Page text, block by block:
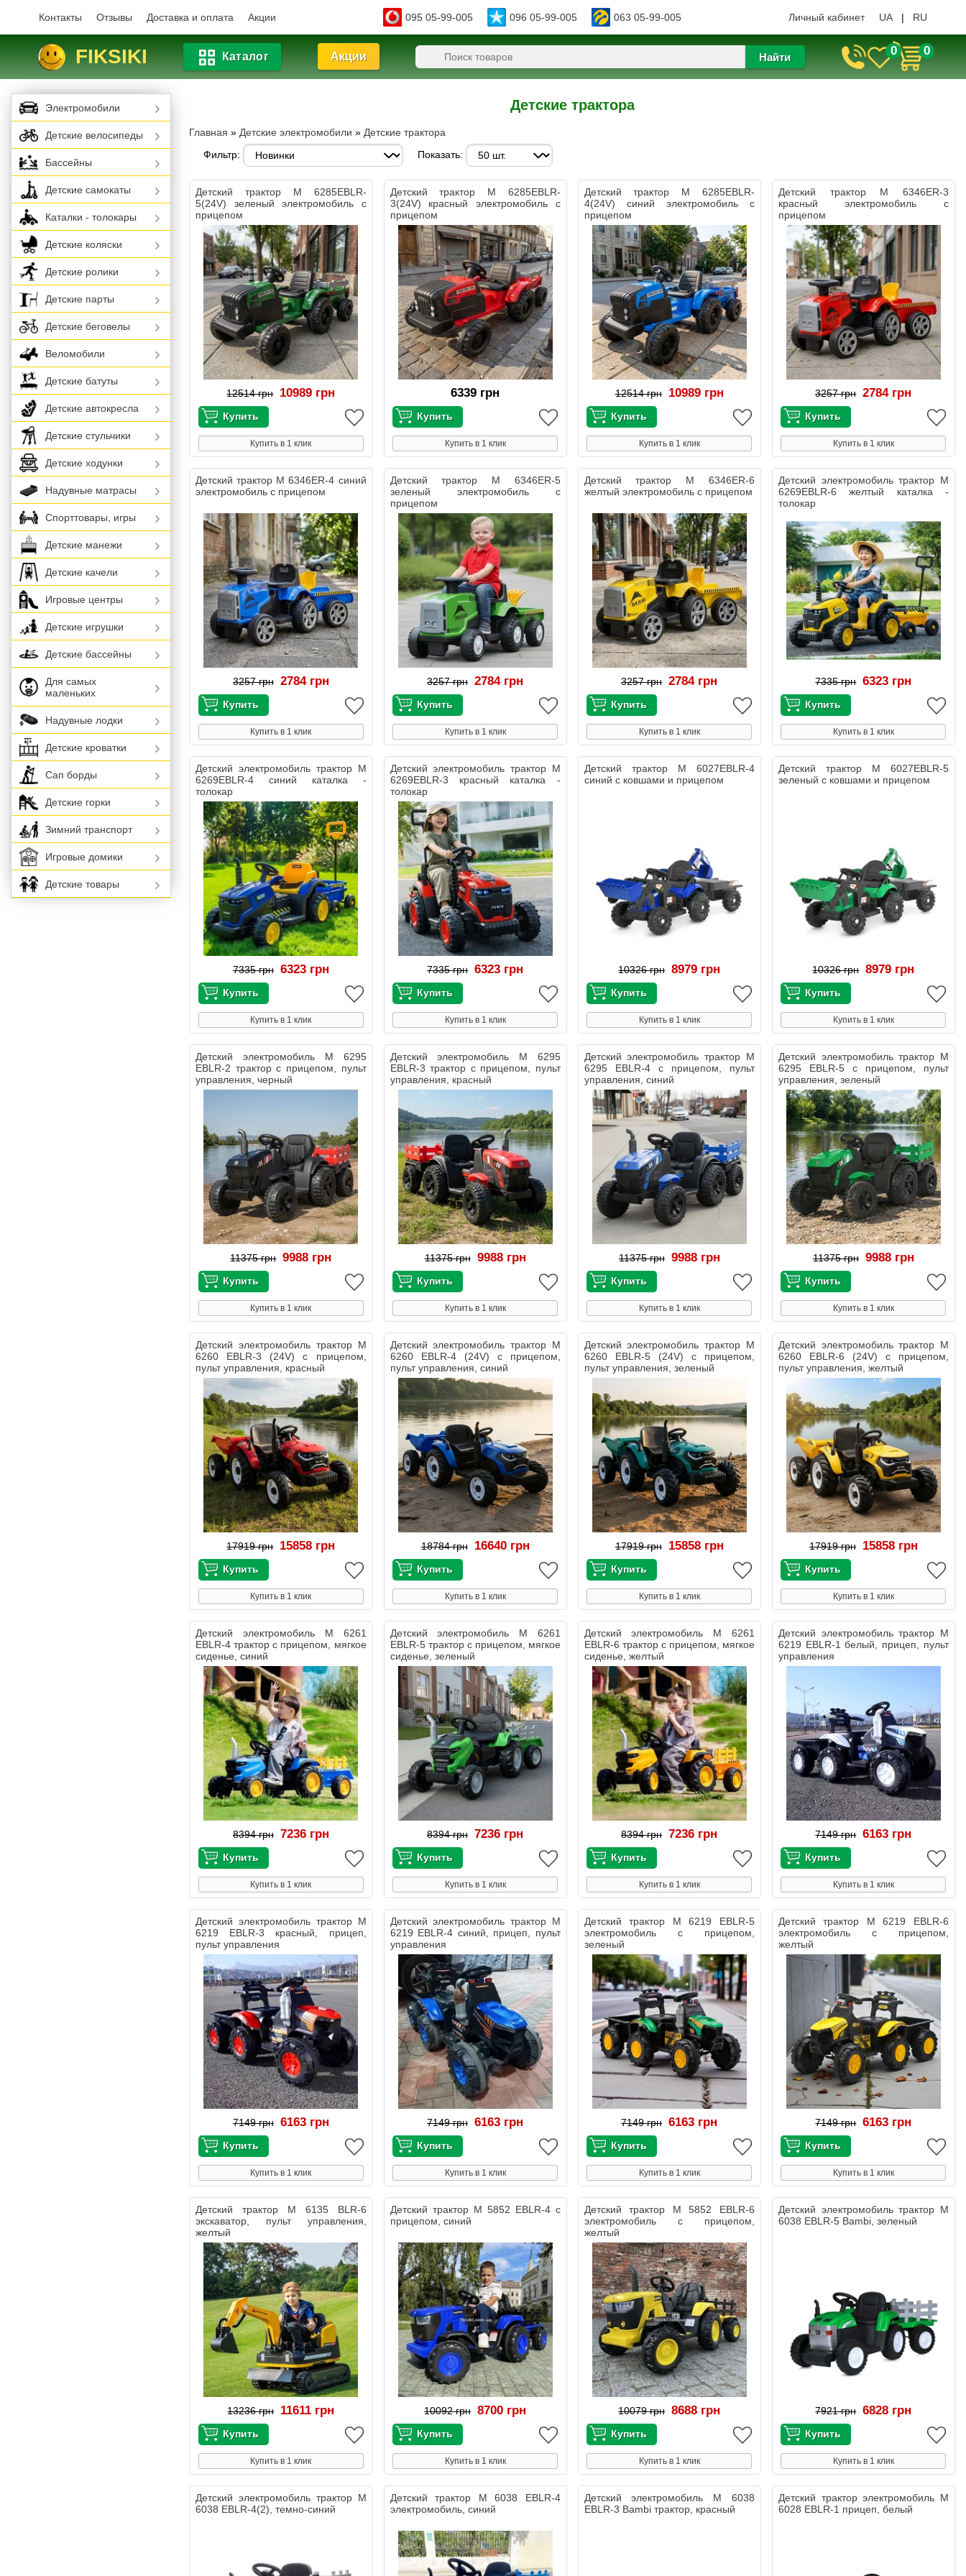
Контакты Отзывы Доставка и оплата Акции 095 05-99-005 096 05-99-005 063 05-99-005 Личный кабинет UA | RU
FIKSIKI Каталог Акции Найти 0 0
Детские трактора
Главная » Детские электромобили » Детские трактора
Фильтр:
Показать:
Детский трактор M 6285EBLR-
5(24V) зеленый электромобиль с
прицепом
12514 грн 10989 грн
Купить в 1 клик
Детский трактор M 6285EBLR-
3(24V) красный электромобиль с
прицепом
6339 грн
Купить в 1 клик
Детский трактор M 6285EBLR-
4(24V) синий электромобиль с
прицепом
12514 грн 10989 грн
Купить в 1 клик
Детский трактор M 6346ER-3
красный электромобиль с
прицепом
3257 грн 2784 грн
Купить в 1 клик
Детский трактор M 6346ER-4 синий
электромобиль с прицепом
3257 грн 2784 грн
Купить в 1 клик
Детский трактор M 6346ER-5
зеленый электромобиль с
прицепом
3257 грн 2784 грн
Купить в 1 клик
Детский трактор M 6346ER-6
желтый электромобиль с прицепом
3257 грн 2784 грн
Купить в 1 клик
Детский электромобиль трактор M
6269EBLR-6 желтый каталка -
толокар
7335 грн 6323 грн
Купить в 1 клик
Детский электромобиль трактор M
6269EBLR-4 синий каталка -
толокар
7335 грн 6323 грн
Купить в 1 клик
Детский электромобиль трактор M
6269EBLR-3 красный каталка -
толокар
7335 грн 6323 грн
Купить в 1 клик
Детский трактор M 6027EBLR-4
синий с ковшами и прицепом
10326 грн 8979 грн
Купить в 1 клик
Детский трактор M 6027EBLR-5
зеленый с ковшами и прицепом
10326 грн 8979 грн
Купить в 1 клик
Детский электромобиль M 6295
EBLR-2 трактор с прицепом, пульт
управления, черный
11375 грн 9988 грн
Купить в 1 клик
Детский электромобиль M 6295
EBLR-3 трактор с прицепом, пульт
управления, красный
11375 грн 9988 грн
Купить в 1 клик
Детский электромобиль трактор M
6295 EBLR-4 с прицепом, пульт
управления, синий
11375 грн 9988 грн
Купить в 1 клик
Детский электромобиль трактор M
6295 EBLR-5 с прицепом, пульт
управления, зеленый
11375 грн 9988 грн
Купить в 1 клик
Детский электромобиль трактор M
6260 EBLR-3 (24V) с прицепом,
пульт управления, красный
17919 грн 15858 грн
Купить в 1 клик
Детский электромобиль трактор M
6260 EBLR-4 (24V) с прицепом,
пульт управления, синий
18784 грн 16640 грн
Купить в 1 клик
Детский электромобиль трактор M
6260 EBLR-5 (24V) с прицепом,
пульт управления, зеленый
17919 грн 15858 грн
Купить в 1 клик
Детский электромобиль трактор M
6260 EBLR-6 (24V) с прицепом,
пульт управления, желтый
17919 грн 15858 грн
Купить в 1 клик
Детский электромобиль M 6261
EBLR-4 трактор с прицепом, мягкое
сиденье, синий
8394 грн 7236 грн
Купить в 1 клик
Детский электромобиль M 6261
EBLR-5 трактор с прицепом, мягкое
сиденье, зеленый
8394 грн 7236 грн
Купить в 1 клик
Детский электромобиль M 6261
EBLR-6 трактор с прицепом, мягкое
сиденье, желтый
8394 грн 7236 грн
Купить в 1 клик
Детский электромобиль трактор M
6219 EBLR-1 белый, прицеп, пульт
управления
7149 грн 6163 грн
Купить в 1 клик
Детский электромобиль трактор M
6219 EBLR-3 красный, прицеп,
пульт управления
7149 грн 6163 грн
Купить в 1 клик
Детский электромобиль трактор M
6219 EBLR-4 синий, прицеп, пульт
управления
7149 грн 6163 грн
Купить в 1 клик
Детский трактор M 6219 EBLR-5
электромобиль с прицепом,
зеленый
7149 грн 6163 грн
Купить в 1 клик
Детский трактор M 6219 EBLR-6
электромобиль с прицепом,
желтый
7149 грн 6163 грн
Купить в 1 клик
Детский трактор M 6135 BLR-6
экскаватор, пульт управления,
желтый
13236 грн 11611 грн
Купить в 1 клик
Детский трактор M 5852 EBLR-4 с
прицепом, синий
10092 грн 8700 грн
Купить в 1 клик
Детский трактор M 5852 EBLR-6
электромобиль с прицепом,
желтый
10079 грн 8688 грн
Купить в 1 клик
Детский электромобиль трактор M
6038 EBLR-5 Bambi, зеленый
7921 грн 6828 грн
Купить в 1 клик
Детский электромобиль трактор M
6038 EBLR-4(2), темно-синий
Детский трактор M 6038 EBLR-4
электромобиль, синий
Детский электромобиль M 6038
EBLR-3 Bambi трактор, красный
Детский трактор электромобиль M
6028 EBLR-1 прицеп, белый
Электромобили
Детские велосипеды
Бассейны
Детские самокаты
Каталки - толокары
Детские коляски
Детские ролики
Детские парты
Детские беговелы
Веломобили
Детские батуты
Детские автокресла
Детские стульчики
Детские ходунки
Надувные матрасы
Спорттовары, игры
Детские манежи
Детские качели
Игровые центры
Детские игрушки
Детские бассейны
Для самых
маленьких
Надувные лодки
Детские кроватки
Сап борды
Детские горки
Зимний транспорт
Игровые домики
Детские товары